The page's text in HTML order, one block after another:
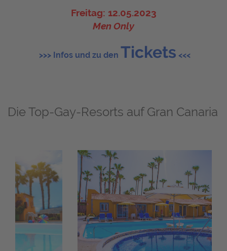
Freitag: 12.05.2023
Men Only
>>> Infos und zu den Tickets <<<
Die Top-Gay-Resorts auf Gran Canaria